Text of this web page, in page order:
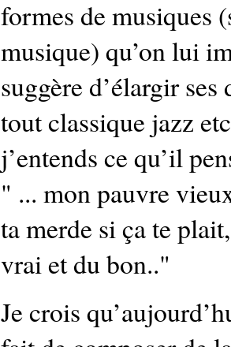
formes de musiques
musique) qu’on lui
suggère d’élargir
tout classique jazz
j’entends ce qu’il
" ... mon pauvre
ta merde si ça te
vrai et du bon.."
Je crois